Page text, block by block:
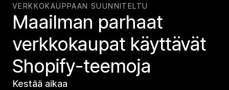
VERKKOKAUPPAAN SUUNNITELTU
Maailman parhaat
verkko­kaupat käyttävät
Shopify-teemoja
Kestää aikaa